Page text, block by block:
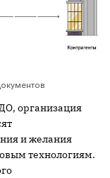
организация
и желания
технологиям.